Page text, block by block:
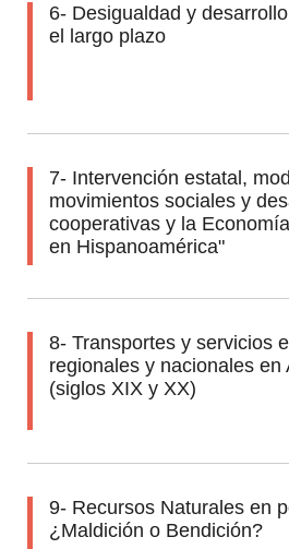
6- Desigualdad y
el largo plazo
7- Intervención estatal,
movimientos sociales y
cooperativas y la
en Hispanoamérica"
8- Transportes y servicios
regionales y nacionales en
(siglos XIX y XX)
9- Recursos Naturales en
¿Maldición o Bendición?